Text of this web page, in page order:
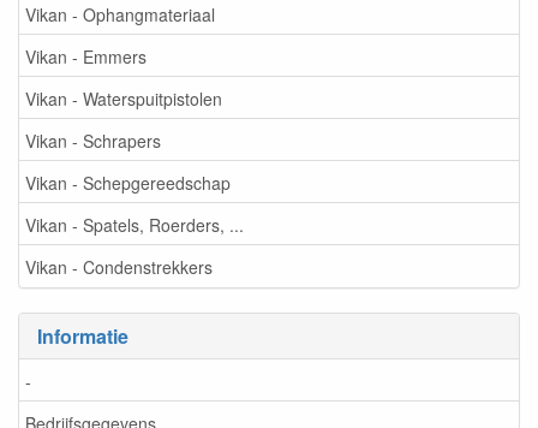
Vikan - Ophangmateriaal
Vikan - Emmers
Vikan - Waterspuitpistolen
Vikan - Schrapers
Vikan - Schepgereedschap
Vikan - Spatels, Roerders, ...
Vikan - Condenstrekkers
Informatie
-
Bedrijfsgegevens